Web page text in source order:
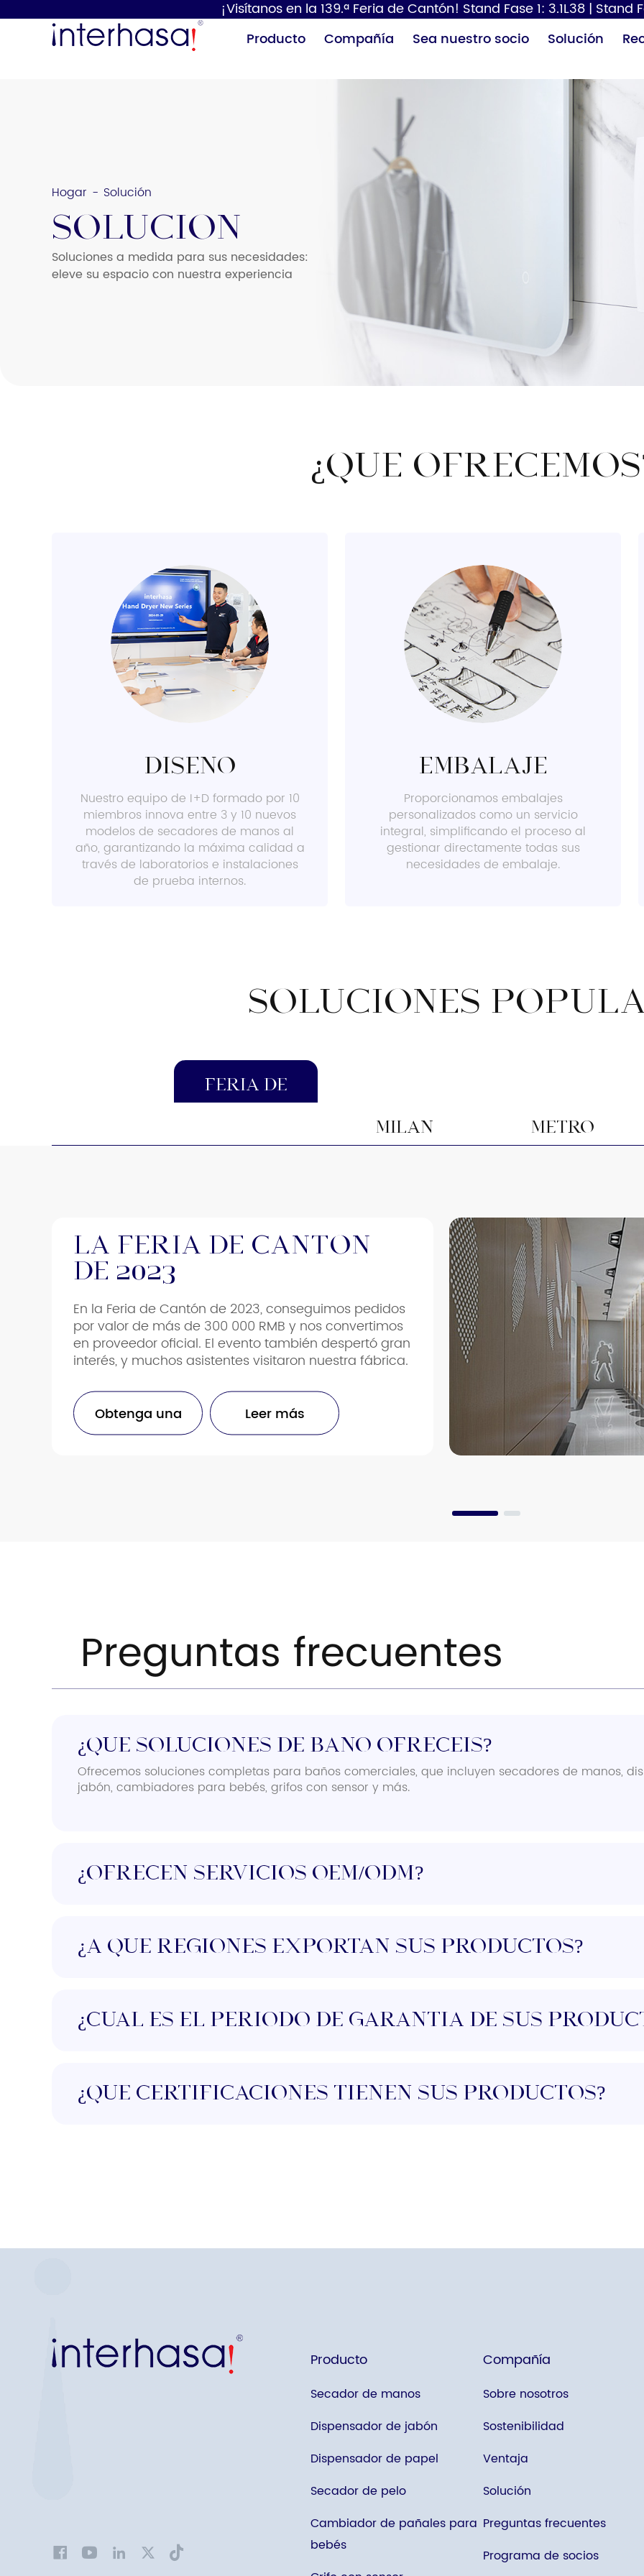
¡Visítanos en la 139.ª Feria de Cantón! Stand Fase 1: 3.1L38 | Stand
Producto
Secador de
manos
Dispensador de
Dispensador de
seguridad
Catalogar
Compañía Sea nuestro socio Solución
Hogar - Solución
SOLUCIÓN
Soluciones a medida para sus necesidades:
eleve su espacio con nuestra experiencia
¿QUE
Diseño
Nuestro equipo de I+D formado por 10
miembros innova entre 3 y 10 nuevos
modelos de secadores de manos al
año, garantizando la máxima calidad a
través de laboratorios e instalaciones
de prueba internos.
Embalaje
Proporcionamos embalajes
personalizados como un servicio
integral, simplificando el proceso al
gestionar directamente todas sus
necesidades de embalaje.
SOLUCIONES
Feria de
Milán Metro
La Feria de Cantón
de 2023
En la Feria de Cantón de 2023, conseguimos pedidos
por valor de más de 300 000 RMB y nos convertimos
en proveedor oficial. El evento también despertó gran
interés, y muchos asistentes visitaron nuestra fábrica.
Obtenga una Leer más
Preguntas frecuentes
¿Qué soluciones de baño ofrecéis?
Ofrecemos soluciones completas para baños comerciales, que incluyen secadores de manos,
jabón, cambiadores para bebés, grifos con sensor y más.
¿Ofrecen servicios OEM/ODM?
¿A qué regiones exportan sus productos?
¿Cuál es el período de garantía de sus
¿Qué certificaciones tienen sus productos?
Producto
Secador de manos
Dispensador de jabón
Dispensador de papel
Secador de pelo
Cambiador de pañales para
bebés
Compañía
Sobre nosotros
Sostenibilidad
Ventaja
Solución
Preguntas frecuentes
Programa de socios